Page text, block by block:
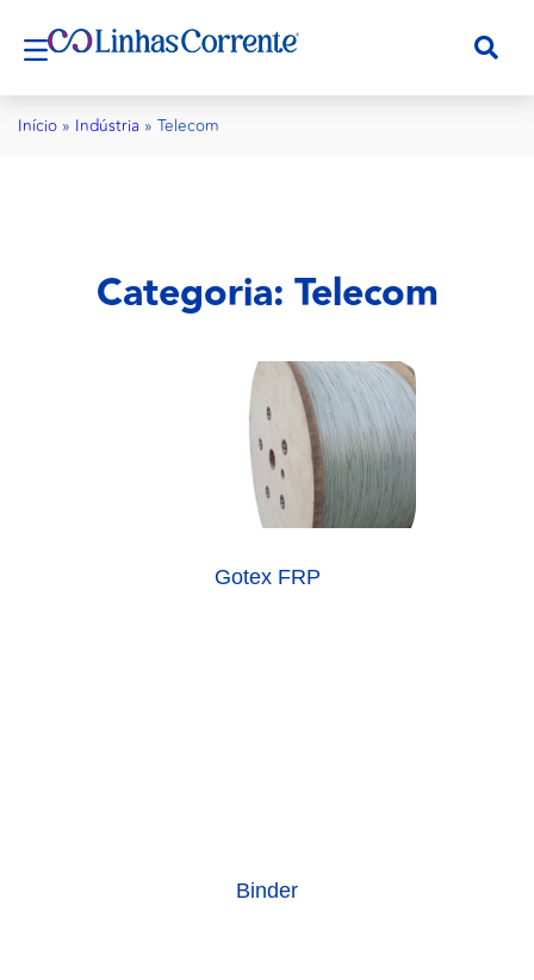
Início » Indústria » Telecom
Categoria: Telecom
Gotex FRP
Binder